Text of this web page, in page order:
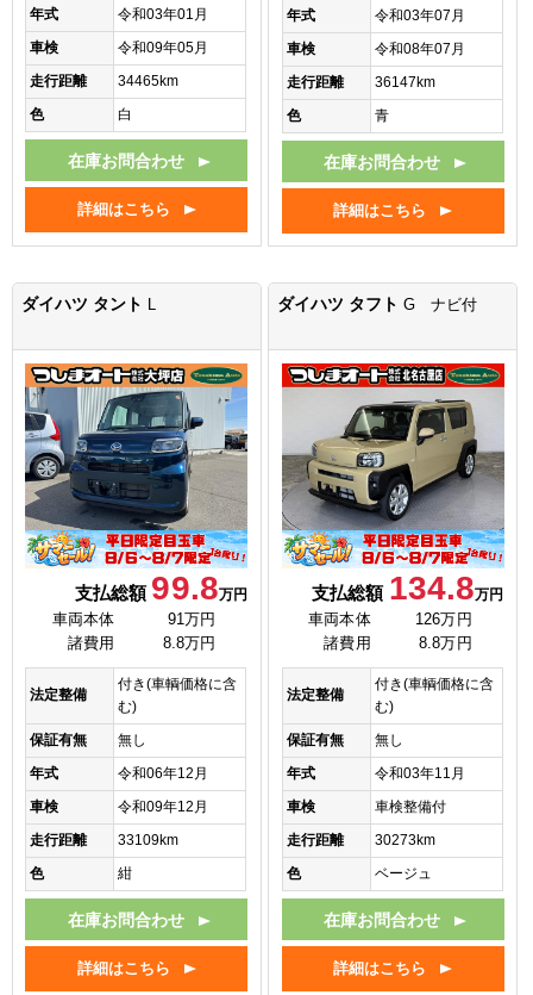
年式
令和03年01月
車検
令和09年05月
走行距離
34465km
色
白
在庫お問合わせ
詳細はこちら
年式
令和03年07月
車検
令和08年07月
走行距離
36147km
色
青
在庫お問合わせ
詳細はこちら
ダイハツ タント L
支払総額 99.8万円
車両本体
91万円
諸費用
8.8万円
法定整備
付き(車輌価格に含
む)
保証有無
無し
年式
令和06年12月
車検
令和09年12月
走行距離
33109km
色
紺
在庫お問合わせ
詳細はこちら
ダイハツ タフトG ナビ付
支払総額 134.8万円
車両本体
126万円
諸費用
8.8万円
法定整備
付き(車輌価格に含
む)
保証有無
無し
年式
令和03年11月
車検
車検整備付
走行距離
30273km
色
ベージュ
在庫お問合わせ
詳細はこちら